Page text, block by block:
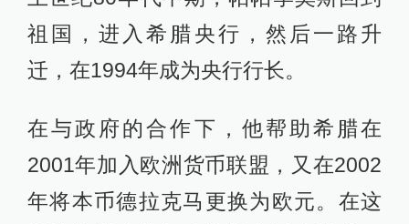
祖国，进入希腊央行，然后一路升
迁，在1994年成为央行行长。
在与政府的合作下，他帮助希腊在
2001年加入欧洲货币联盟，又在2002
年将本币德拉克马更换为欧元。在这